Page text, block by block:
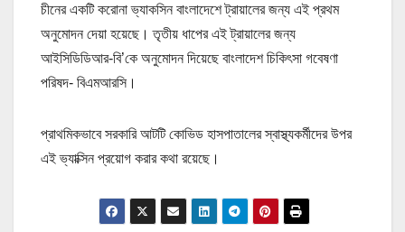
চীনের একটি করোনা ভ্যাকসিন বাংলাদেশে ট্রায়ালের জন্য এই প্রথম
অনুমোদন দেয়া হয়েছে। তৃতীয় ধাপের এই ট্রায়ালের জন্য
আইসিডিডিআর-বি’কে অনুমোদন দিয়েছে বাংলাদেশ চিকিৎসা গবেষণা
পরিষদ- বিএমআরসি।
প্রাথমিকভাবে সরকারি আটটি কোভিড হাসপাতালের স্বাস্থ্যকর্মীদের উপর
এই ভ্যাক্সিন প্রয়োগ করার কথা রয়েছে।